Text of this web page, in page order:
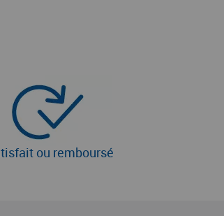
ou remboursé